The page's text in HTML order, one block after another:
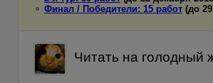
Финал / Победители: 15 работ (до
Читать на голодный